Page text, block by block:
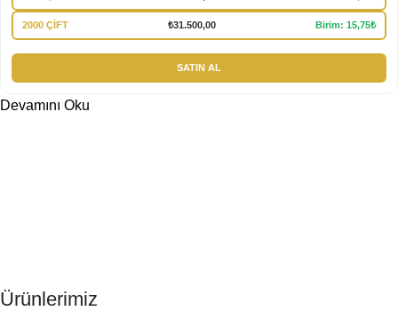
2000 ÇİFT ₺31.500,00 Birim: 15,75₺
SATIN AL
Devamını Oku
Ürünlerimiz